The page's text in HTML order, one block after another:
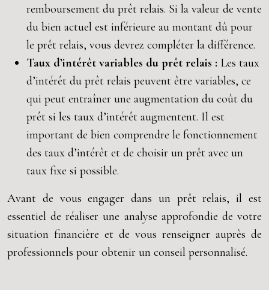
remboursement du prêt relais. Si la valeur de vente
du bien actuel est inférieure au montant dû pour
le prêt relais, vous devrez compléter la différence.
Taux d’intérêt variables du prêt relais : Les taux
d’intérêt du prêt relais peuvent être variables, ce
qui peut entraîner une augmentation du coût du
prêt si les taux d’intérêt augmentent. Il est
important de bien comprendre le fonctionnement
des taux d’intérêt et de choisir un prêt avec un
taux fixe si possible.
Avant de vous engager dans un prêt relais, il est
essentiel de réaliser une analyse approfondie de votre
situation financière et de vous renseigner auprès de
professionnels pour obtenir un conseil personnalisé.